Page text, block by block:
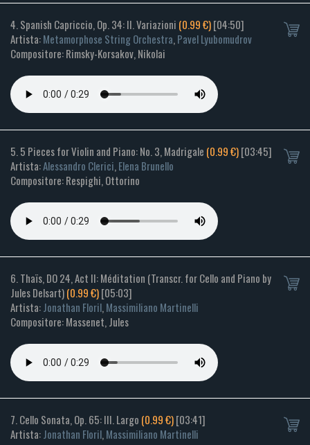
4. Spanish Capriccio, Op. 34: II. Variazioni (0.99 €)[04:50]
Artista:Metamorphose String Orchestra,Pavel Lyubomudrov
Compositore: Rimsky-Korsakov, Nikolai
5. 5 Pieces for Violin and Piano: No. 3, Madrigale (0.99 €)[03:45]
Artista:Alessandro Clerici,Elena Brunello
Compositore: Respighi, Ottorino
6. Thaïs, DO 24, Act II: Méditation (Transcr. for Cello and Piano by
Jules Delsart)(0.99 €)[05:03]
Artista:Jonathan Floril,Massimiliano Martinelli
Compositore: Massenet, Jules
7. Cello Sonata, Op. 65: III. Largo (0.99 €)[03:41]
Artista:Jonathan Floril,Massimiliano Martinelli